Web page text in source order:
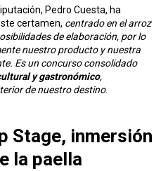
Pedro Cuesta, ha
certamen, centrado en el arroz
de elaboración, por lo
nuestro producto y nuestra
Es un concurso consolidado
y gastronómico,
de nuestro destino.
Stage, inmersión
la paella